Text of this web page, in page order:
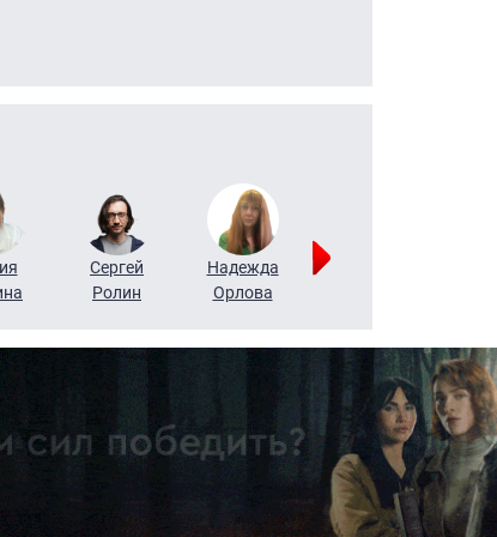
Сергей
Ролин
Надежда
Орлова